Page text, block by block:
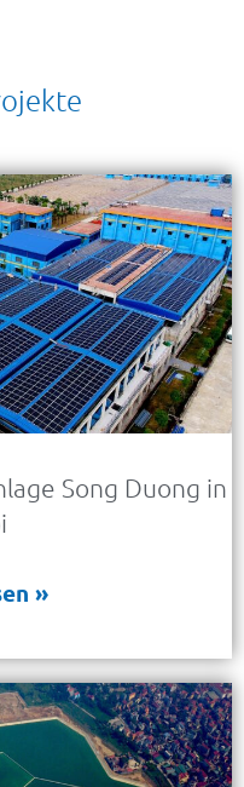
Song Duong in
»